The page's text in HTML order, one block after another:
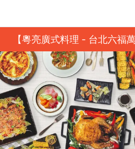
【粵亮廣式料理 - 台北六福
8 折起｜靓港